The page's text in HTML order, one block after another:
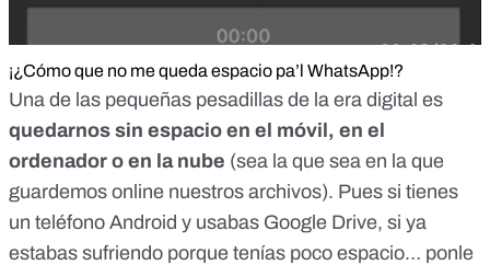
¡¿Cómo que no me queda espacio pa’l WhatsApp!?
Una de las pequeñas pesadillas de la era digital es
quedarnos sin espacio en el móvil, en el
ordenador o en la nube (sea la que sea en la que
guardemos online nuestros archivos). Pues si tienes
un teléfono Android y usabas Google Drive, si ya
estabas sufriendo porque tenías poco espacio… ponle